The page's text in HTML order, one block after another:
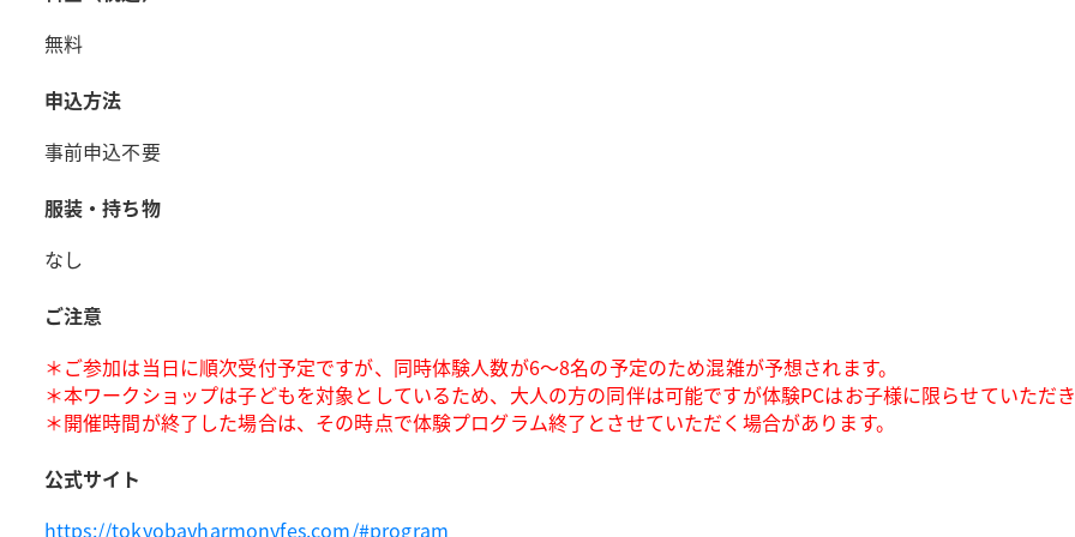
無料
申込方法
事前申込不要
服装・持ち物
なし
ご注意
＊ご参加は当日に順次受付予定ですが、同時体験人数が6～8名の予定のため混雑が予想されます。
＊本ワークショップは子どもを対象としているため、大人の方の同伴は可能ですが体験PCはお子様に限らせていただ
＊開催時間が終了した場合は、その時点で体験プログラム終了とさせていただく場合があります。
公式サイト
https://tokyobayharmonyfes.com/#program